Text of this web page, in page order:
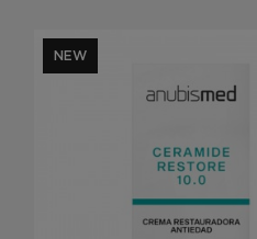
NEW